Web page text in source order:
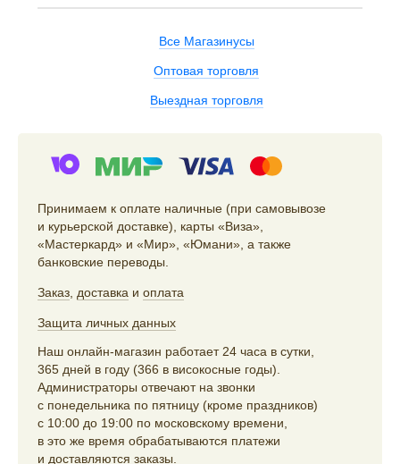
Все Магазинусы
Оптовая торговля
Выездная торговля
Принимаем к оплате наличные (при самовывозе
и курьерской доставке), карты «Виза»,
«Мастеркард» и «Мир», «Юмани», а также
банковские переводы.
Заказ доставка и оплата
Защита личных данных
Наш онлайн-магазин работает 24 часа в сутки,
365 дней в году (366 в високосные годы).
Администраторы отвечают на звонки
с понедельника по пятницу (кроме праздников)
с 10:00 до 19:00 по московскому времени,
в это же время обрабатываются платежи
и доставляются заказы.